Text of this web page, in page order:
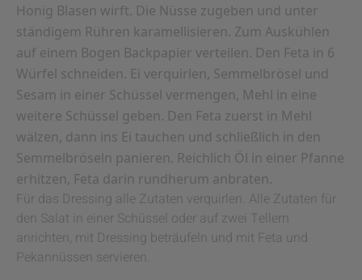
Honig Blasen wirft. Die Nüsse zugeben und unter
ständigem Rühren karamellisieren. Zum Auskühlen
auf einem Bogen Backpapier verteilen. Den Feta in 6
Würfel schneiden. Ei verquirlen, Semmelbrösel und
Sesam in einer Schüssel vermengen, Mehl in eine
weitere Schüssel geben. Den Feta zuerst in Mehl
wälzen, dann ins Ei tauchen und schließlich in den
Semmelbröseln panieren. Reichlich Öl in einer Pfanne
erhitzen, Feta darin rundherum anbraten.
Für das Dressing alle Zutaten verquirlen. Alle Zutaten für
den Salat in einer Schüssel oder auf zwei Tellern
anrichten, mit Dressing beträufeln und mit Feta und
Pekannüssen servieren.